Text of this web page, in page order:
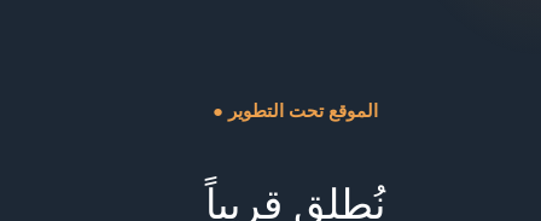
● الموقع تحت التطوير
نُطلق قريباً